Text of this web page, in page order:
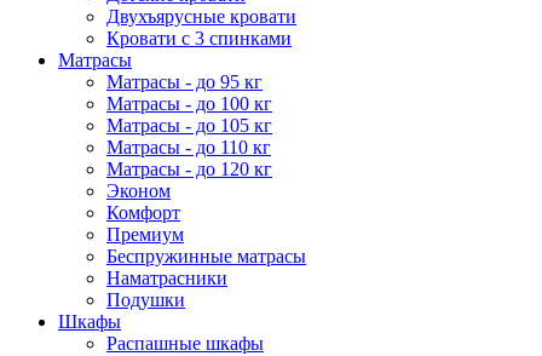
Двухъярусные кровати
Кровати с 3 спинками
Матрасы
Матрасы - до 95 кг
Матрасы - до 100 кг
Матрасы - до 105 кг
Матрасы - до 110 кг
Матрасы - до 120 кг
Эконом
Комфорт
Премиум
Беспружинные матрасы
Наматрасники
Подушки
Шкафы
Распашные шкафы